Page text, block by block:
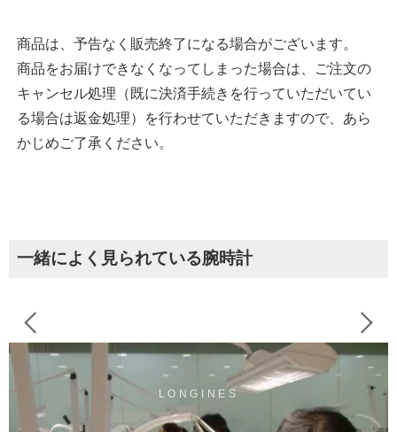
商品は、予告なく販売終了になる場合がございます。
商品をお届けできなくなってしまった場合は、ご注文の
キャンセル処理（既に決済手続きを行っていただいてい
る場合は返金処理）を行わせていただきますので、あら
かじめご了承ください。
一緒によく見られている腕時計
LONGINES